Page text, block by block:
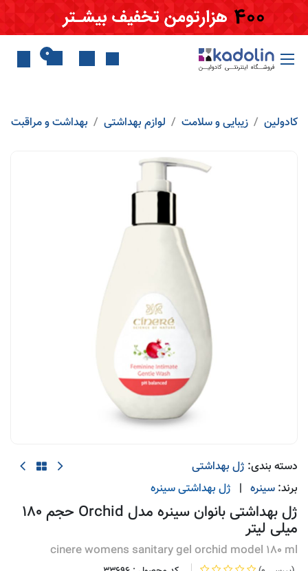
Skip to Content
0
کادولین زیبایی و سلامت لوازم بهداشتی بهداشت و مراقبت
دسته بندی: ژل بهداشتی
برند: سینره | ژل بهداشتیسینره
ژل بهداشتی بانوان سینره مدل Orchid حجم 180
میلی لیتر
cinere womens sanitary gel orchid model 180 ml